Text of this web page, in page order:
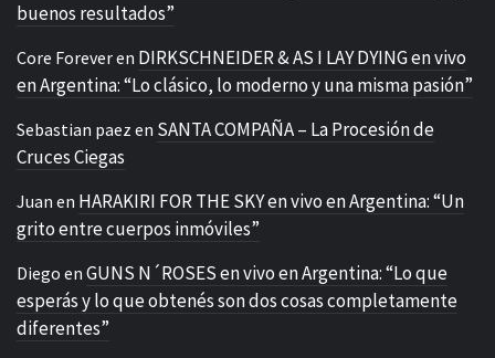
buenos resultados”
Core Foreveren DIRKSCHNEIDER & AS I LAY DYING en vivo
en Argentina: “Lo clásico, lo moderno y una misma pasión”
Sebastian paez en SANTA COMPAÑA – La Procesión de
Cruces Ciegas
Juan en HARAKIRI FOR THE SKY en vivo en Argentina: “Un
grito entre cuerpos inmóviles”
Diego en GUNS N´ROSES en vivo en Argentina: “Lo que
esperás y lo que obtenés son dos cosas completamente
diferentes”